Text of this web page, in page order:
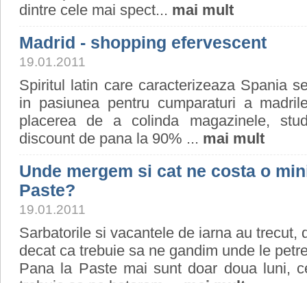
dintre cele mai spect... mai mult
Madrid - shopping efervescent
19.01.2011
Spiritul latin care caracterizeaza Spania
in pasiunea pentru cumparaturi a
placerea de a colinda magazinele,
discount de pana la 90% ... mai mult
Unde mergem si cat ne costa o
Paste?
19.01.2011
Sarbatorile si vacantele de iarna au trecut,
decat ca trebuie sa ne gandim unde le
Pana la Paste mai sunt doar doua luni,